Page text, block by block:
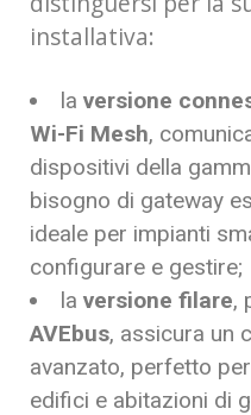
installativa:
laversione
Wi-Fi Mesh,
dispositivi della
bisogno di gateway
ideale per impianti
configurare e gestire;
laversione filare,
AVEbus, assicura un
avanzato, perfetto
edifici e abitazioni di